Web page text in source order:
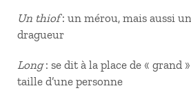
Un thiof: un mérou, mais aussi
dragueur
Long: se dit à la place de « grand
taille d’une personne